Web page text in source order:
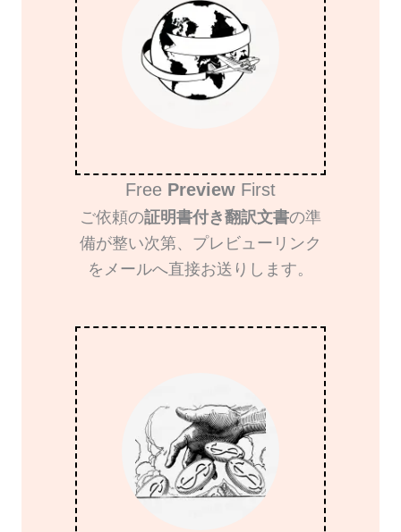
Free Preview First
ご依頼の証明書付き翻訳文書の準
備が整い次第、プレビューリンク
をメールへ直接お送りします。